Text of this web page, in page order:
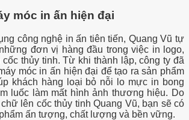
móc in ấn hiện đại
công nghệ in ấn tiên tiến, Quang Vũ tự
đơn vị hàng đầu trong việc in logo,
thủy tinh. Từ khi thành lập, công ty đã
móc in ấn hiện đại để tạo ra sản phẩm
khách hàng loại bỏ nỗi lo mực in bong
luốc làm mất hình ảnh thương hiệu. Do
lên cốc thủy tinh Quang Vũ, bạn sẽ có
ấn tượng, chất lượng và bền vững.